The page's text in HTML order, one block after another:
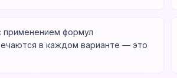
применением формул
в каждом варианте — это